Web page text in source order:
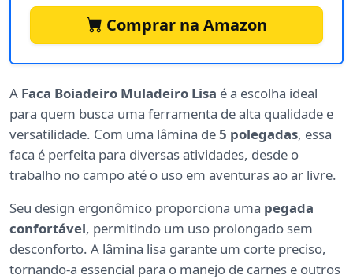
Comprar na Amazon
A Faca Boiadeiro Muladeiro Lisa é a escolha ideal
para quem busca uma ferramenta de alta qualidade e
versatilidade. Com uma lâmina de5 polegadas, essa
faca é perfeita para diversas atividades, desde o
trabalho no campo até o uso em aventuras ao ar livre.
Seu design ergonômico proporciona uma pegada
confortável, permitindo um uso prolongado sem
desconforto. A lâmina lisa garante um corte preciso,
tornando-a essencial para o manejo de carnes e outros